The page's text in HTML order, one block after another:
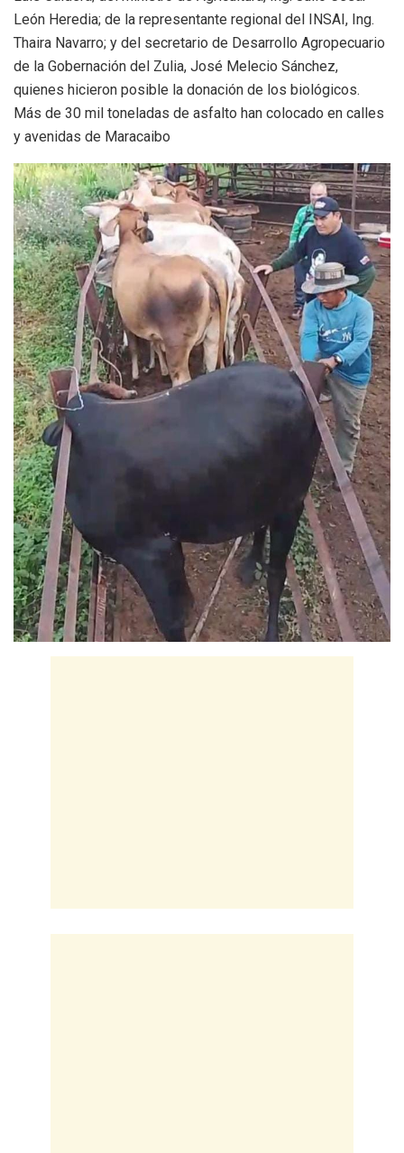
León Heredia; de la representante regional del INSAI, Ing.
Thaira Navarro; y del secretario de Desarrollo Agropecuario
de la Gobernación del Zulia, José Melecio Sánchez,
quienes hicieron posible la donación de los biológicos.
Más de 30 mil toneladas de asfalto han colocado en calles
y avenidas de Maracaibo